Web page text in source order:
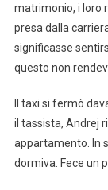
matrimonio, i loro
presa dalla
significasse
questo non
Il taxi si fermò
il tassista, Andrej
appartamento. In
dormiva. Fece un